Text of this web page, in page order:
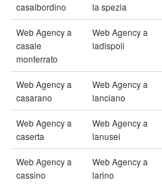
casalbordino
la spezia
Web Agency a
casale
monferrato
Web Agency a
ladispoli
Web Agency a
casarano
Web Agency a
lanciano
Web Agency a
caserta
Web Agency a
lanusei
Web Agency a
cassino
Web Agency a
larino